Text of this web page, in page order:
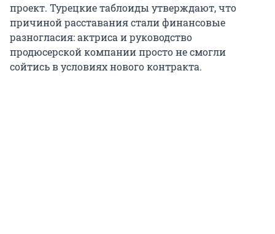
проект. Турецкие таблоиды утверждают, что
причиной расставания стали финансовые
разногласия: актриса и руководство
продюсерской компании просто не смогли
сойтись в условиях нового контракта.